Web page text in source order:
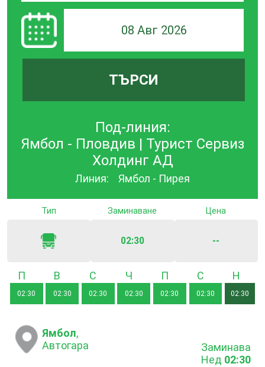
08 Авг 2026
ТЪРСИ
Под-линия:
Ямбол - Пловдив | Турист Сервиз
Холдинг АД
Линия: Ямбол - Пирея
Тип Заминаване
02:30
Цена
--
Понеделник
02:30
Вторник
02:30 02:30
Четвъртък
02:30 02:30
Събота
02:30 02:30
Ямбол,
Автогара
Заминава
Нед 02:30